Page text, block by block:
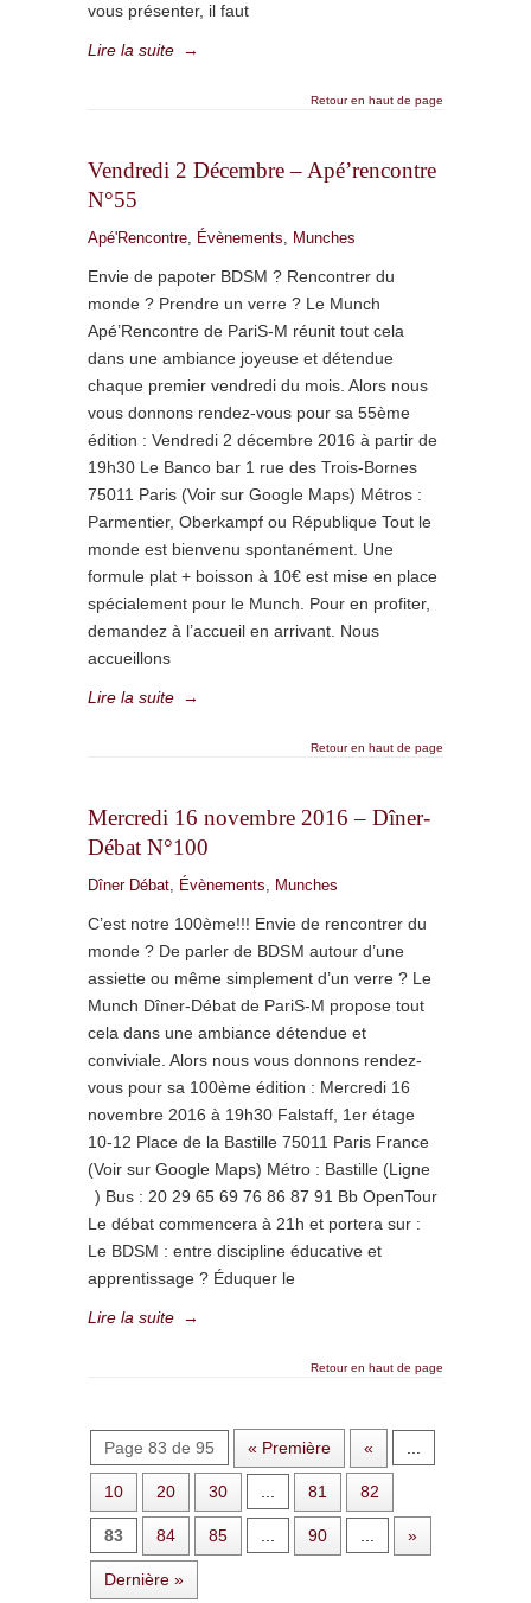
vous présenter, il faut
Lire la suite →
Retour en haut de page
Vendredi 2 Décembre – Apé’rencontre
N°55
Apé'Rencontre, Évènements, Munches
Envie de papoter BDSM ? Rencontrer du
monde ? Prendre un verre ? Le Munch
Apé’Rencontre de PariS-M réunit tout cela
dans une ambiance joyeuse et détendue
chaque premier vendredi du mois. Alors nous
vous donnons rendez-vous pour sa 55ème
édition : Vendredi 2 décembre 2016 à partir de
19h30 Le Banco bar 1 rue des Trois-Bornes
75011 Paris (Voir sur Google Maps) Métros :
Parmentier, Oberkampf ou République Tout le
monde est bienvenu spontanément. Une
formule plat + boisson à 10€ est mise en place
spécialement pour le Munch. Pour en profiter,
demandez à l’accueil en arrivant. Nous
accueillons
Lire la suite →
Retour en haut de page
Mercredi 16 novembre 2016 – Dîner-
Débat N°100
Dîner Débat, Évènements, Munches
C’est notre 100ème!!! Envie de rencontrer du
monde ? De parler de BDSM autour d’une
assiette ou même simplement d’un verre ? Le
Munch Dîner-Débat de PariS-M propose tout
cela dans une ambiance détendue et
conviviale. Alors nous vous donnons rendez-
vous pour sa 100ème édition : Mercredi 16
novembre 2016 à 19h30 Falstaff, 1er étage
10-12 Place de la Bastille 75011 Paris France
(Voir sur Google Maps) Métro : Bastille (Ligne
) Bus : 20 29 65 69 76 86 87 91 Bb OpenTour
Le débat commencera à 21h et portera sur :
Le BDSM : entre discipline éducative et
apprentissage ? Éduquer le
Lire la suite →
Retour en haut de page
Page 83 de 95 « Première «
10 20 30 81 82
83 84 85 90 »
Dernière »